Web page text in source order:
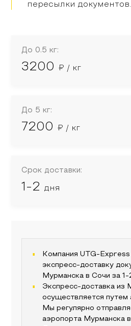
пересылки документов.
До 0.5 кг:
3200 ₽ / кг
До 5 кг:
7200 ₽ / кг
Срок доставки:
1-2дня
Компания UTG-
экспресс-доставку
Мурманска в Сочи за 1-
Экспресс-доставка из
осуществляется путем
Мы регулярно
аэропорта Мурманска